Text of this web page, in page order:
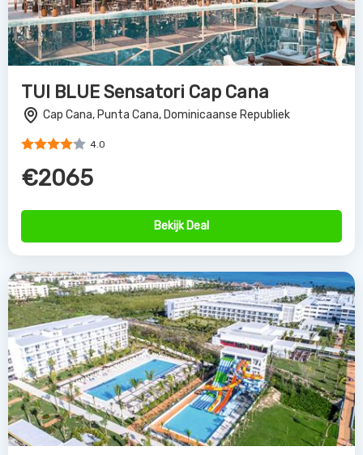
TUI BLUE Sensatori Cap Cana
Cap Cana, Punta Cana, Dominicaanse Republiek
4.0
€2065
Bekijk Deal